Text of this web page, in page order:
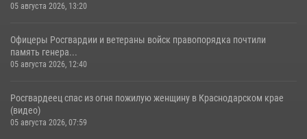
05 августа 2026, 13:20
Офицеры Росгвардии и ветераны войск правопорядка почтили
память генера...
05 августа 2026, 12:40
Росгвардеец спас из огня пожилую женщину в Краснодарском крае
(видео)
05 августа 2026, 07:59